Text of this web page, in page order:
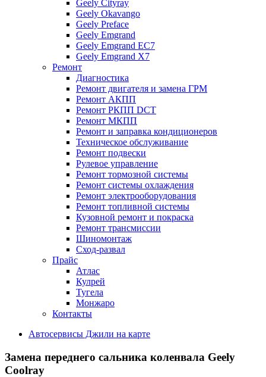
Geely Cityray
Geely Okavango
Geely Preface
Geely Emgrand
Geely Emgrand EC7
Geely Emgrand X7
Ремонт
Диагностика
Ремонт двигателя и замена ГРМ
Ремонт АКПП
Ремонт РКПП DCT
Ремонт МКПП
Ремонт и заправка кондиционеров
Техническое обслуживание
Ремонт подвески
Рулевое управление
Ремонт тормозной системы
Ремонт системы охлаждения
Ремонт электрооборудования
Ремонт топливной системы
Кузовной ремонт и покраска
Ремонт трансмиссии
Шиномонтаж
Сход-развал
Прайс
Атлас
Кулрей
Тугела
Монжаро
Контакты
Автосервисы Джили на карте
Замена переднего сальника коленвала Geely
Coolray